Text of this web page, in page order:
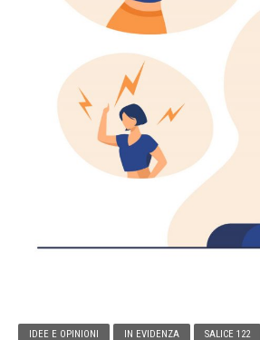
IDEE E OPINIONI IN EVIDENZA SALICE 122